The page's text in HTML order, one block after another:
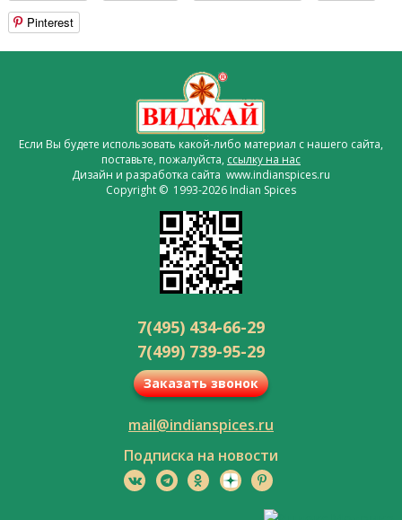
Pinterest
Если Вы будете использовать какой-либо материал с нашего сайта,
поставьте, пожалуйста, ссылку на нас
Дизайн и разработка сайта www.indianspices.ru
Copyright © 1993-2026 Indian Spices
7(495) 434-66-29
7(499) 739-95-29
Заказать звонок
mail@indianspices.ru
Подписка на новости